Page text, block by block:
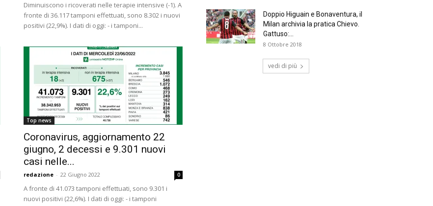
Diminuiscono i ricoverati nelle terapie intensive (-1). A
fronte di 36.117 tamponi effettuati, sono 8.302 i nuovi
positivi (22,9%). I dati di oggi: - i tamponi...
Top news
Coronavirus, aggiornamento 22
giugno, 2 decessi e 9.301 nuovi
casi nelle...
redazione - 22 Giugno 2022 0
A fronte di 41.073 tamponi effettuati, sono 9.301 i
nuovi positivi (22,6%). I dati di oggi: - i tamponi
Doppio Higuain e Bonaventura, il
Milan archivia la pratica Chievo.
Gattuso:...
8 Ottobre 2018
vedi di più